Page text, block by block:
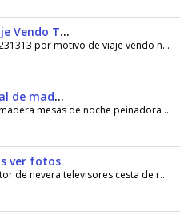
por Motivo de Viaje Vendo Tv Nevera Otro
inf x whatsApp 04141231313 por motivo de viaje vendo nevera cocina tv
Cama matrimonial de madera mesas de noche peinadora
mesas de noche peinadora 04144003290
ver fotos
de nevera televisores cesta de ropa